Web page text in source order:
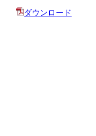
ダウンロード